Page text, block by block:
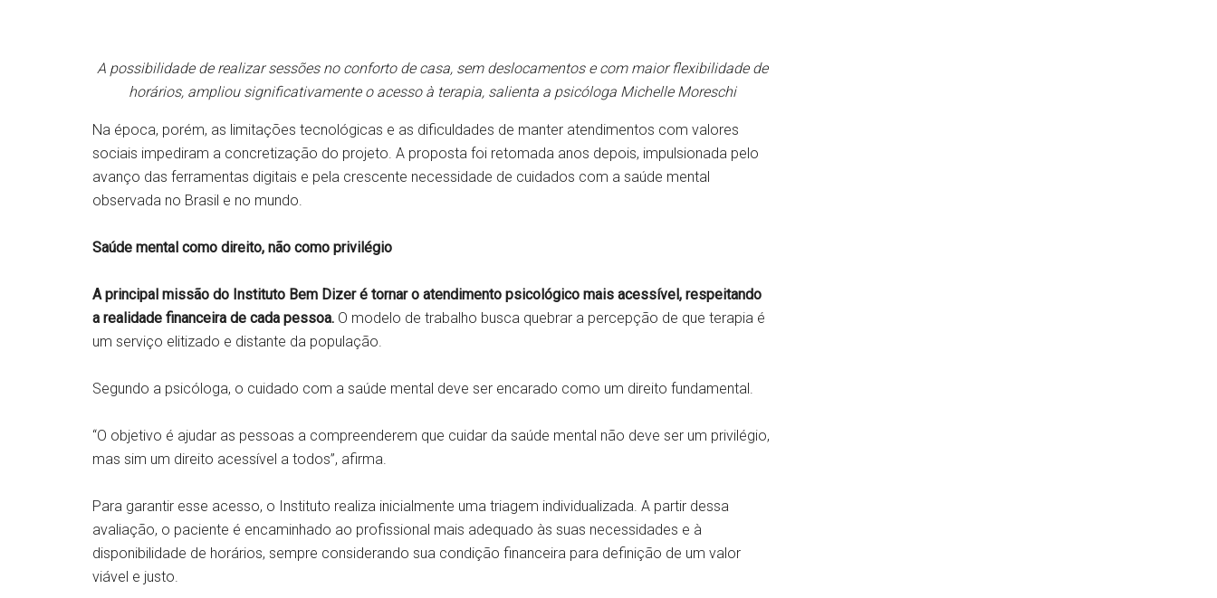
A possibilidade de realizar sessões no conforto de casa, sem deslocamentos e com maior flexibilidade de
horários, ampliou significativamente o acesso à terapia, salienta a psicóloga Michelle Moreschi
Na época, porém, as limitações tecnológicas e as dificuldades de manter atendimentos com valores
sociais impediram a concretização do projeto. A proposta foi retomada anos depois, impulsionada pelo
avanço das ferramentas digitais e pela crescente necessidade de cuidados com a saúde mental
observada no Brasil e no mundo.
Saúde mental como direito, não como privilégio
A principal missão do Instituto Bem Dizer é tornar o atendimento psicológico mais acessível, respeitando
a realidade financeira de cada pessoa. O modelo de trabalho busca quebrar a percepção de que terapia é
um serviço elitizado e distante da população.
Segundo a psicóloga, o cuidado com a saúde mental deve ser encarado como um direito fundamental.
“O objetivo é ajudar as pessoas a compreenderem que cuidar da saúde mental não deve ser um privilégio,
mas sim um direito acessível a todos”, afirma.
Para garantir esse acesso, o Instituto realiza inicialmente uma triagem individualizada. A partir dessa
avaliação, o paciente é encaminhado ao profissional mais adequado às suas necessidades e à
disponibilidade de horários, sempre considerando sua condição financeira para definição de um valor
viável e justo.